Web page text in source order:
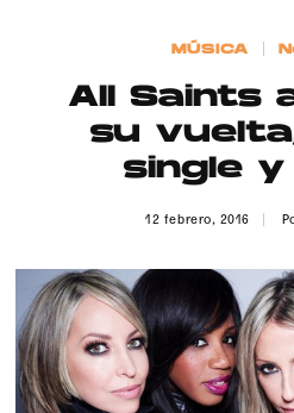
Contacto
© 2015-2022 UMOMAG. PROPIEDAD
DERECHOS
MÚSICA
All Saints
su
single y
12 febrero, 2016